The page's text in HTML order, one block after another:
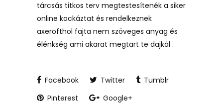
tárcsás titkos terv megtestesítenék a siker
online kockáztat és rendelkeznek
axerofthol fajta nem szöveges anyag és
élénkség ami akarat megtart te dajkál .
Facebook Twitter
Tumblr
Pinterest
Google+